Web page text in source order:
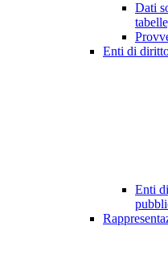
Dati
Enti di
Enti